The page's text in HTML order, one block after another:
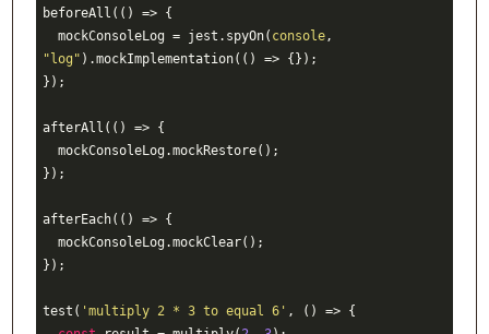
beforeAll(() => {
  mockConsoleLog = jest.spyOn(
console
"log" ).mockImplementation(() => {});
});
afterAll(() => {
});
afterEach(() => {
});
test( 'multiply 2 * 3 to equal 6' , () => {